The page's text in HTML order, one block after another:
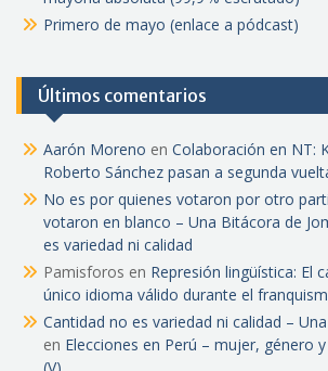
Primero de mayo (enlace a pódcast)
Últimos comentarios
Aarón Moreno en Colaboración en NT:
Roberto Sánchez pasan a segunda
No es por quienes votaron por otro
votaron en blanco – Una Bitácora de
es variedad ni calidad
Pamisforos en Represión lingüística: El
único idioma válido durante el
Cantidad no es variedad ni calidad –
en Elecciones en Perú – mujer, género